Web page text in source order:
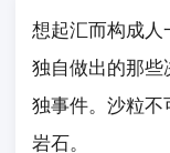
想起汇而构成
独自做出的那
独事件。沙粒
岩石。